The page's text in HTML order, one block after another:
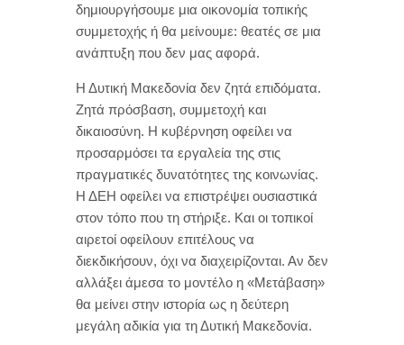
δημιουργήσουμε μια οικονομία τοπικής
συμμετοχής ή θα μείνουμε: θεατές σε μια
ανάπτυξη που δεν μας αφορά.
Η Δυτική Μακεδονία δεν ζητά επιδόματα.
Ζητά πρόσβαση, συμμετοχή και
δικαιοσύνη. Η κυβέρνηση οφείλει να
προσαρμόσει τα εργαλεία της στις
πραγματικές δυνατότητες της κοινωνίας.
Η ΔΕΗ οφείλει να επιστρέψει ουσιαστικά
στον τόπο που τη στήριξε. Και οι τοπικοί
αιρετοί οφείλουν επιτέλους να
διεκδικήσουν, όχι να διαχειρίζονται. Αν δεν
αλλάξει άμεσα το μοντέλο η «Μετάβαση»
θα μείνει στην ιστορία ως η δεύτερη
μεγάλη αδικία για τη Δυτική Μακεδονία.